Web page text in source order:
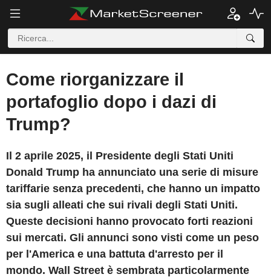
Come riorganizzare il
portafoglio dopo i dazi di
Trump?
Il 2 aprile 2025, il Presidente degli Stati Uniti
Donald Trump ha annunciato una serie di misure
tariffarie senza precedenti, che hanno un impatto
sia sugli alleati che sui rivali degli Stati Uniti.
Queste decisioni hanno provocato forti reazioni
sui mercati. Gli annunci sono visti come un peso
per l'America e una battuta d'arresto per il
mondo. Wall Street è sembrata particolarmente